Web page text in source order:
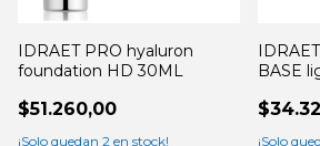
IDRAET PRO hyaluron
foundation HD 30ML
$51.260,00
¡Solo quedan 2 en stock!
BASE
¡Solo